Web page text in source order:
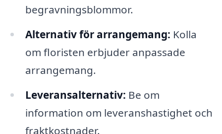
begravningsblommor.
Alternativ för arrangemang: Kolla
om floristen erbjuder anpassade
arrangemang.
Leveransalternativ: Be om
information om leveranshastighet och
fraktkostnader.